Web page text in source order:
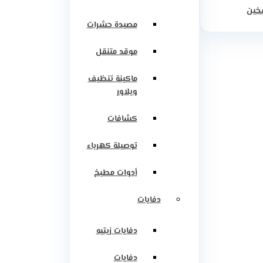
مصيدة حشرات
موقد متنقل
ماكينة تنظيف
وبلاور
كشافات
توصيلة كهرباء
أدوات مطبخ
دفايات
دفايات زيتيه
دفايات